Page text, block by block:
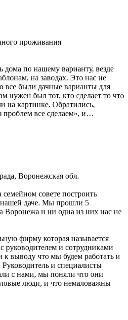
проживания
дома по нашему варианту, везде
на заводах. Это нас не
все были дачные варианты для
нужен был тот, кто сделает то что
на картинке. Обратились,
проблем все сделаем», и…
Воронежская обл.
совете построить
даче. Мы прошли 5
Воронежа и ни одна из них нас не
фирму которая называется
руководителем и сотрудниками
выводу что мы будем работать и
и специалисты
с нами, мы поняли что они
люди, и что немаловажны